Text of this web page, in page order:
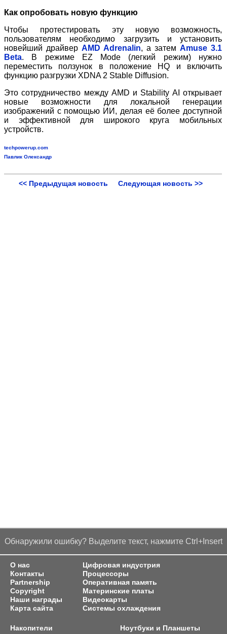
Как опробовать новую функцию
Чтобы протестировать эту новую возможность,
пользователям необходимо загрузить и установить
новейший драйверAMD Adrenalin, а затемAmuse 3.1
Beta. В режиме EZ Mode (легкий режим) нужно
переместить ползунок в положение HQ и включить
функцию разгрузки XDNA 2 Stable Diffusion.
Это сотрудничество между AMD и Stability AI открывает
новые возможности для локальной генерации
изображений с помощью ИИ, делая её более доступной
и эффективной для широкого круга мобильных
устройств.
techpowerup.com
Павлик Олександр
<< Предыдущая новость Следующая новость >>
Обнаружили ошибку? Выделите текст, нажмите Ctrl+Insert
О нас
Контакты
Partnership
Copyright
Наши награды
Карта сайта
Цифровая индустрия
Процессоры
Оперативная память
Материнские платы
Видеокарты
Системы охлаждения
Накопители
Ноутбуки и Планшеты